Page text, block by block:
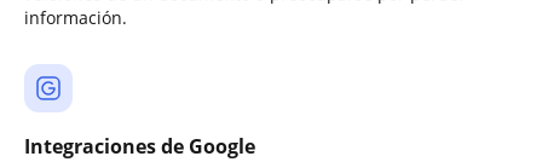
información.
Integraciones de Google